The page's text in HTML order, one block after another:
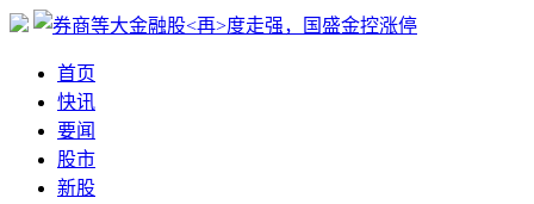
首页
快讯
要闻
股市
新股